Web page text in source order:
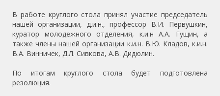
В работе круглого стола принял участие председатель
нашей организации, д.и.н., профессор В.И. Первушкин,
куратор молодежного отделения, к.и.н А.А. Гущин, а
также члены нашей организации к.и.н. В.Ю. Кладов, к.и.н.
В.А. Винничек, Д.Л. Сивкова, А.В. Дидюлин.
По итогам круглого стола будет подготовлена
резолюция.